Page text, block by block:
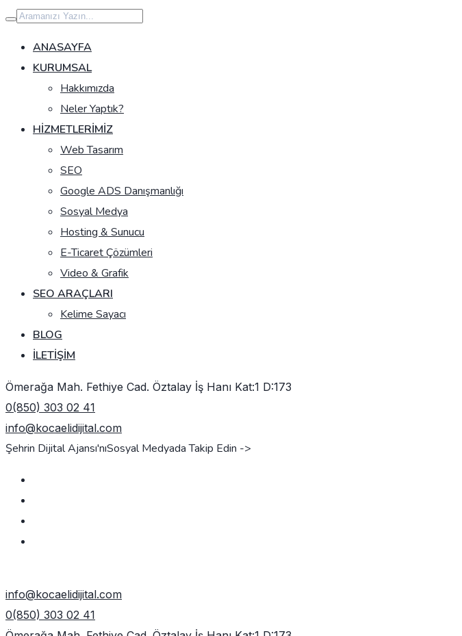
İçeriğe
geç
ANASAYFA
KURUMSAL
Hakkımızda
Neler Yaptık?
HIZMETLERIMIZ
Web Tasarım
SEO
Google ADS Danışmanlığı
Sosyal Medya
Hosting & Sunucu
E-Ticaret Çözümleri
Video & Grafik
SEO ARAÇLARI
Kelime Sayacı
BLOG
İLETIŞIM
Ömerağa Mah. Fethiye Cad. Öztalay İş Hanı Kat:1 D:173
0(850) 303 02 41
info@kocaelidijital.com
Şehrin Dijital Ajansı'nıSosyal Medyada Takip Edin ->
info@kocaelidijital.com
0(850) 303 02 41